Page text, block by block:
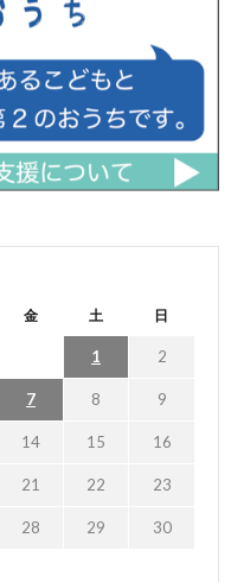
金 土 日
1 2
7 8 9
14 15 16
21 22 23
28 29 30